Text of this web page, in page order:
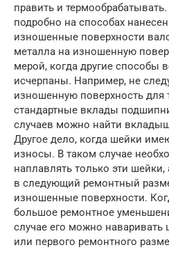
править и
подробно на способах
изношенные поверхности
металла на изношенную
мерой, когда другие способы
исчерпаны. Например, не
изношенную поверхность для
стандартные вклады
случаев можно найти
Другое дело, когда шейки
износы. В таком случае
наплавлять только эти
в следующий ремонтный
изношенные поверхности.
большое ремонтное
случае его можно наваривать
или первого ремонтного